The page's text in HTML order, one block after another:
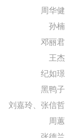
周华健
孙楠
邓丽君
王杰
纪如璟
黑鸭子
刘嘉玲、张信哲
周蕙